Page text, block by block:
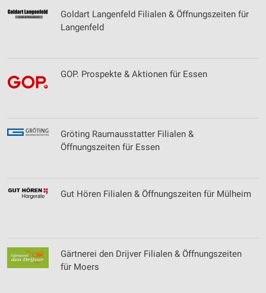
Goldart Langenfeld Filialen & Öffnungszeiten für
Langenfeld
GOP. Prospekte & Aktionen für Essen
Gröting Raumausstatter Filialen &
Öffnungszeiten für Essen
Gut Hören Filialen & Öffnungszeiten für Mülheim
Gärtnerei den Drijver Filialen & Öffnungszeiten
für Moers
personalisierter Werbung
Verwendung von Profilen zur Auswahl
personalisierter Inhalte
Messung der Performance von Inhalten
Analyse von Zielgruppen durch Statistiken oder
Entwicklung und Verbesserung der Angebote
IAB-Besonderheiten:
Verwendung genauer Standortdaten